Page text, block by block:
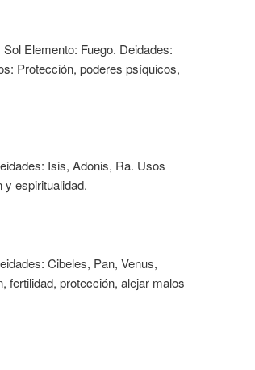
Elemento: Fuego. Deidades:
Protección, poderes psíquicos,
Isis, Adonis, Ra. Usos
espiritualidad.
Cibeles, Pan, Venus,
fertilidad, protección, alejar malos